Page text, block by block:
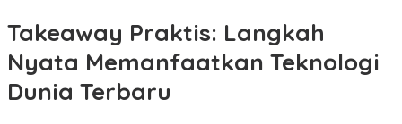
Takeaway Praktis: Langkah
Nyata Memanfaatkan Teknologi
Dunia Terbaru